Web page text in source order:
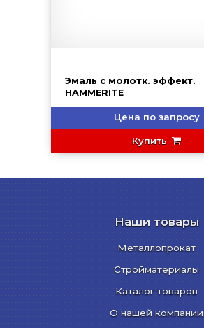
Эмаль с молотк. эффект.
HAMMERITE
Цена по запросу
Купить
Наши товары
Металлопрокат
Стройматериалы
Каталог товаров
О нашей компании